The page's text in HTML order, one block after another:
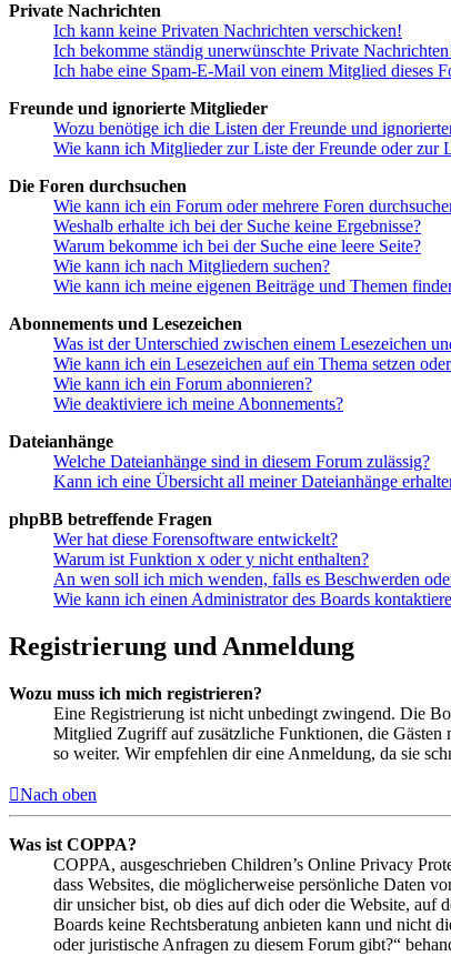
Private Nachrichten
Ich kann keine Privaten Nachrichten verschicken!
Ich bekomme ständig unerwünschte Private
Ich habe eine Spam-E-Mail von einem Mitglied dieses
Freunde und ignorierte Mitglieder
Wozu benötige ich die Listen der Freunde und
Wie kann ich Mitglieder zur Liste der Freunde oder zur
Die Foren durchsuchen
Wie kann ich ein Forum oder mehrere Foren
Weshalb erhalte ich bei der Suche keine Ergebnisse?
Warum bekomme ich bei der Suche eine leere Seite?
Wie kann ich nach Mitgliedern suchen?
Wie kann ich meine eigenen Beiträge und Themen
Abonnements und Lesezeichen
Was ist der Unterschied zwischen einem Lesezeichen
Wie kann ich ein Lesezeichen auf ein Thema setzen
Wie kann ich ein Forum abonnieren?
Wie deaktiviere ich meine Abonnements?
Dateianhänge
Welche Dateianhänge sind in diesem Forum zulässig?
Kann ich eine Übersicht all meiner Dateianhänge
phpBB betreffende Fragen
Wer hat diese Forensoftware entwickelt?
Warum ist Funktion x oder y nicht enthalten?
An wen soll ich mich wenden, falls es Beschwerden
Wie kann ich einen Administrator des Boards
Registrierung und Anmeldung
Wozu muss ich mich registrieren?
Eine Registrierung ist nicht unbedingt zwingend. Die
Mitglied Zugriff auf zusätzliche Funktionen, die Gästen
so weiter. Wir empfehlen dir eine Anmeldung, da sie
Nach oben
Was ist COPPA?
COPPA, ausgeschrieben Children’s Online Privacy
dass Websites, die möglicherweise persönliche Daten
dir unsicher bist, ob dies auf dich oder die Website, auf
Boards keine Rechtsberatung anbieten kann und nicht
oder juristische Anfragen zu diesem Forum gibt?“